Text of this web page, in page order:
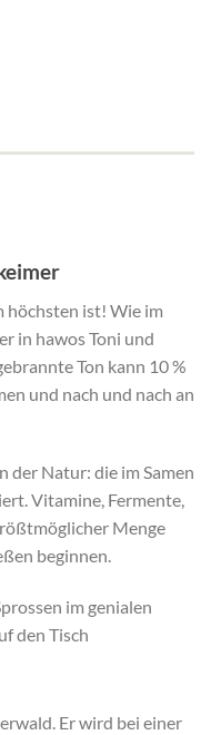
höchsten ist! Wie im
in hawos Toni und
Ton kann 10 %
und nach und nach an
der Natur: die im Samen
Vitamine, Fermente,
Menge
beginnen.
im genialen
den Tisch
Er wird bei einer